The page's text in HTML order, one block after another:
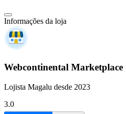
Informações da loja
Webcontinental Marketplace
Lojista Magalu desde 2023
3.0